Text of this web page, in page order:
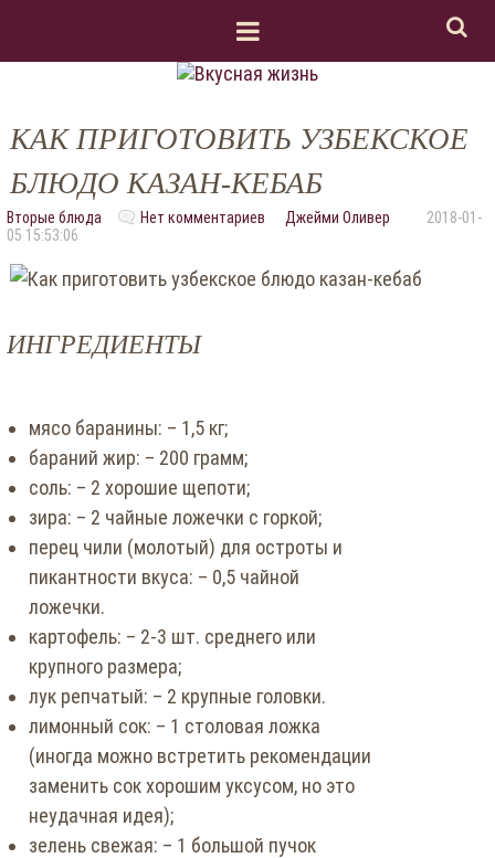
КАК ПРИГОТОВИТЬ УЗБЕКСКОЕ
БЛЮДО КАЗАН-КЕБАБ
Вторые блюда Нет комментариев Джейми Оливер
2018-01-
05 15:53:06
ИНГРЕДИЕНТЫ
мясо баранины: – 1,5 кг;
бараний жир: – 200 грамм;
соль: – 2 хорошие щепоти;
зира: – 2 чайные ложечки с горкой;
перец чили (молотый) для остроты и
пикантности вкуса: – 0,5 чайной
ложечки.
картофель: – 2-3 шт. среднего или
крупного размера;
лук репчатый: – 2 крупные головки.
лимонный сок: – 1 столовая ложка
(иногда можно встретить рекомендации
заменить сок хорошим уксусом, но это
неудачная идея);
зелень свежая: – 1 большой пучок